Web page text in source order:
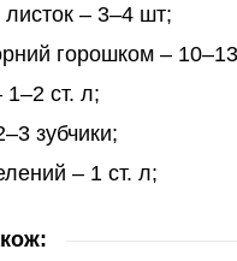
– 3–4 шт;
горошком –
1–2 ст. л;
зубчики;
– 1 ст. л;